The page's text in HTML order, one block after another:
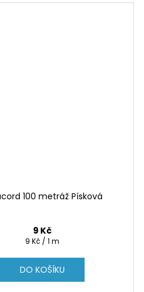
100 metráž Písková
9 Kč
Měrná
9 Kč / 1 m
DO KOŠÍKU